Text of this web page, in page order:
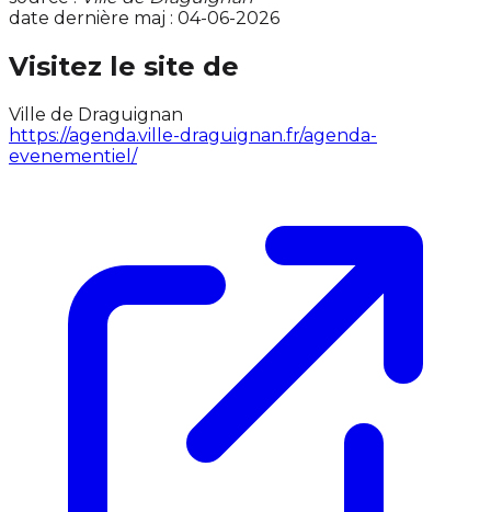
date dernière maj : 04-06-2026
Visitez le site de
Ville de Draguignan
https://agenda.ville-draguignan.fr/agenda-
evenementiel/